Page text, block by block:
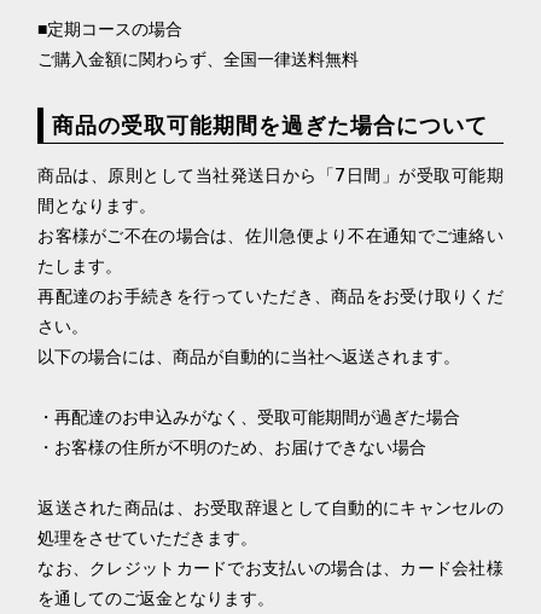
■定期コースの場合
ご購入金額に関わらず、全国一律送料無料
商品の受取可能期間を過ぎた場合について
商品は、原則として当社発送日から「7日間」が受取可能期
間となります。
お客様がご不在の場合は、佐川急便より不在通知でご連絡い
たします。
再配達のお手続きを行っていただき、商品をお受け取りくだ
さい。
以下の場合には、商品が自動的に当社へ返送されます。
・再配達のお申込みがなく、受取可能期間が過ぎた場合
・お客様の住所が不明のため、お届けできない場合
返送された商品は、お受取辞退として自動的にキャンセルの
処理をさせていただきます。
なお、クレジットカードでお支払いの場合は、カード会社様
を通してのご返金となります。